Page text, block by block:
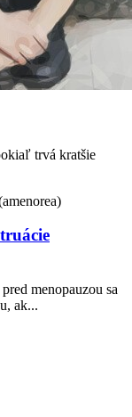
trvá kratšie
menopauzou sa
ak...